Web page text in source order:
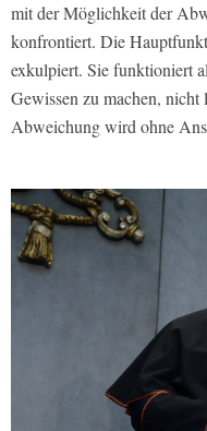
mit der Möglichkeit der
konfrontiert. Die
exkulpiert. Sie funktioniert
Gewissen zu machen, nicht
Abweichung wird ohne